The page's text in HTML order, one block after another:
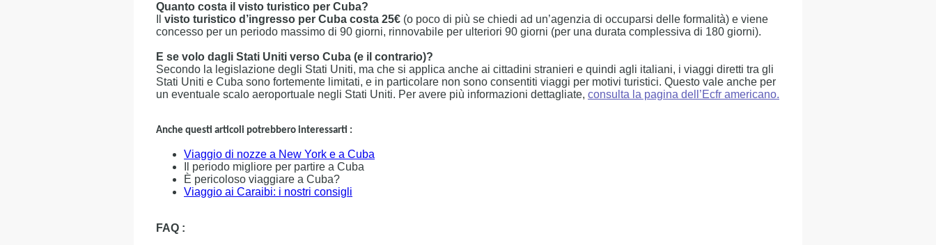
Quanto costa il visto turistico per Cuba?
visto turistico d’ingresso per Cuba costa 25€ (o poco di più se chiedi ad un’agenzia di occuparsi delle formalità) e viene
concesso per un periodo massimo di 90 giorni, rinnovabile per ulteriori 90 giorni (per una durata complessiva di 180 giorni).
E se volo dagli Stati Uniti verso Cuba (e il contrario)?
Secondo la legislazione degli Stati Uniti, ma che si applica anche ai cittadini stranieri e quindi agli italiani, i viaggi diretti tra gli
Stati Uniti e Cuba sono fortemente limitati, e in particolare non sono consentiti viaggi per motivi turistici. Questo vale anche per
un eventuale scalo aeroportuale negli Stati Uniti. Per avere più informazioni dettagliate, consulta la pagina dell’Ecfr americano.
Anche questi articoli potrebbero interessarti :
Viaggio di nozze a New York e a Cuba
Il periodo migliore per partire a Cuba
È pericoloso viaggiare a Cuba?
Viaggio ai Caraibi: i nostri consigli
FAQ :